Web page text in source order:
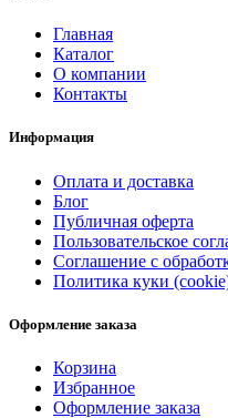
Главная
Каталог
О компании
Контакты
Информация
Оплата и доставка
Блог
Публичная оферта
Пользовательское
Соглашение с
Политика куки
Оформление заказа
Корзина
Избранное
Оформление заказа